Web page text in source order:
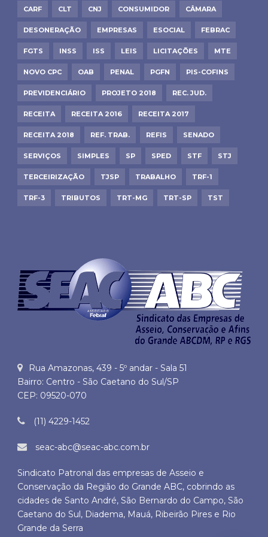
CARF CLT CNJ CONSUMIDOR CÂMARA
DESONERAÇÃO EMPRESAS ESOCIAL FEBRAC
FGTS INSS ISS LEIS LICITAÇÕES MTE
NOVO CPC OAB PENAL PGFN PIS-COFINS
PREVIDENCIÁRIO PROJETO 2018 REC. JUD.
RECEITA RECEITA 2016 RECEITA 2017
RECEITA 2018 REF. TRAB. REFIS SENADO
SERVIÇOS SIMPLES SP SPED STF STJ
TERCEIRIZAÇÃO TJSP TRABALHO TRF-1
TRF-3 TRIBUTOS TRT-MG TRT-SP TST
Rua Amazonas, 439 - 5º andar - Sala 51
Bairro: Centro - São Caetano do Sul/SP
CEP: 09520-070
(11) 4229-1452
seac-abc@seac-abc.com.br
Sindicato Patronal das empresas de Asseio e
Conservação da Região do Grande ABC, cobrindo as
cidades de Santo André, São Bernardo do Campo, São
Caetano do Sul, Diadema, Mauá, Ribeirão Pires e Rio
Grande da Serra